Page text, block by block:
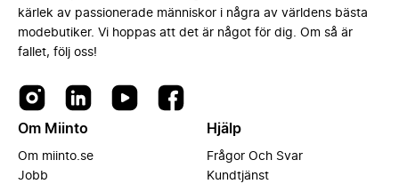
kärlek av passionerade människor i några av världens bästa
modebutiker. Vi hoppas att det är något för dig. Om så är
fallet, följ oss!
Om Miinto
Om miinto.se
Jobb
Hjälp
Frågor Och Svar
Kundtjänst